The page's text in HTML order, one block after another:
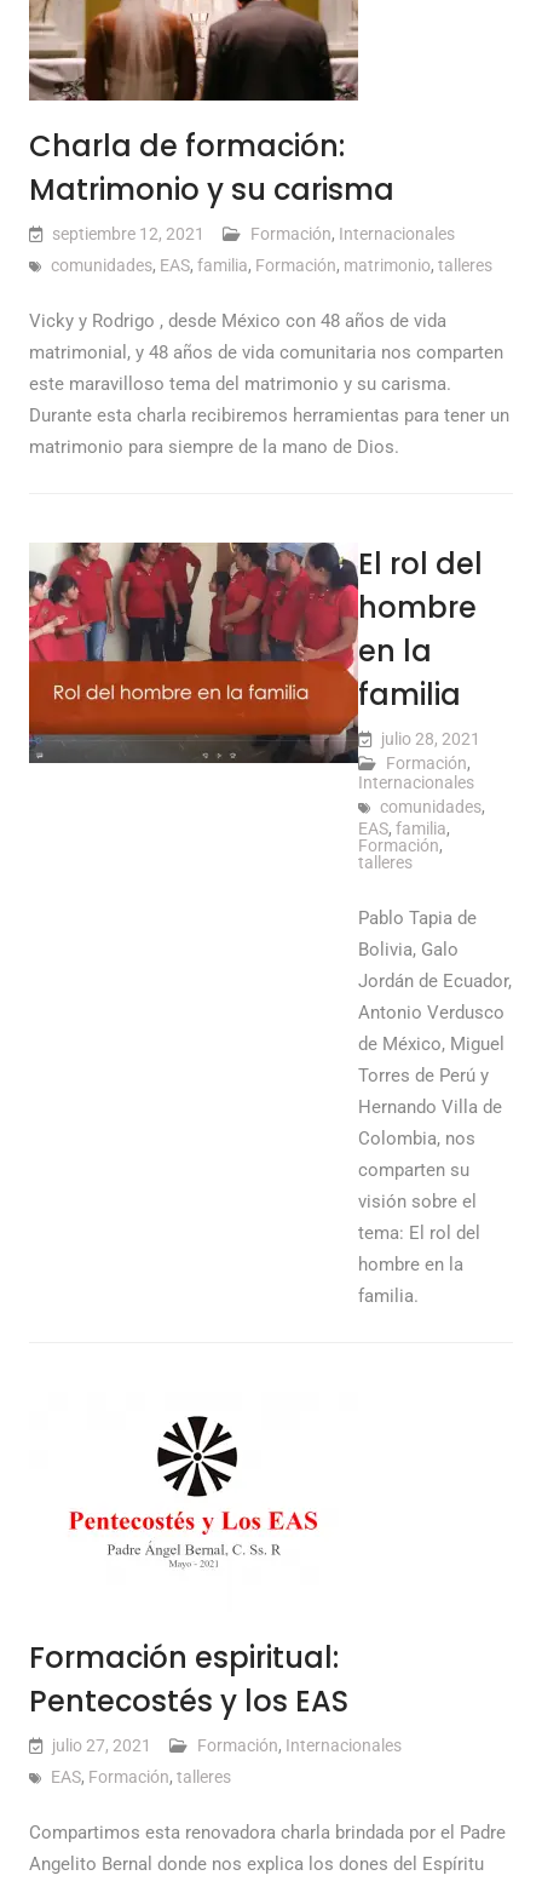
Charla de formación:
Matrimonio y su carisma
septiembre 12, 2021 Formación, Internacionales
comunidades, EAS, familia, Formación, matrimonio, talleres
Vicky y Rodrigo , desde México con 48 años de vida
matrimonial, y 48 años de vida comunitaria nos comparten
este maravilloso tema del matrimonio y su carisma.
Durante esta charla recibiremos herramientas para tener un
matrimonio para siempre de la mano de Dios.
El rol del
hombre
en la
familia
julio 28, 2021
Formación,
Internacionales
comunidades,
EAS, familia,
Formación,
talleres
Pablo Tapia de
Bolivia, Galo
Jordán de Ecuador,
Antonio Verdusco
de México, Miguel
Torres de Perú y
Hernando Villa de
Colombia, nos
comparten su
visión sobre el
tema: El rol del
hombre en la
familia.
Formación espiritual:
Pentecostés y los EAS
julio 27, 2021 Formación, Internacionales
EAS, Formación, talleres
Compartimos esta renovadora charla brindada por el Padre
Angelito Bernal donde nos explica los dones del Espíritu